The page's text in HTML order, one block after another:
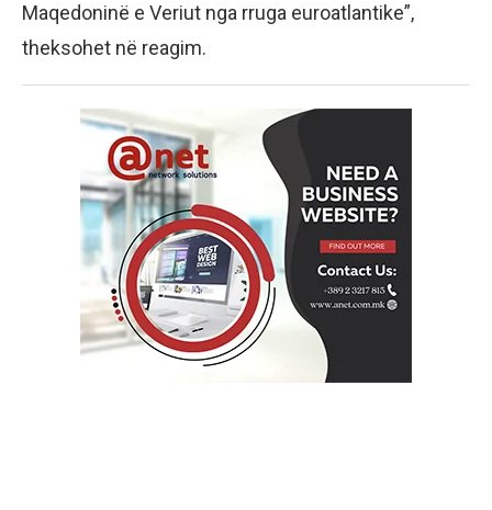
Maqedoninë e Veriut nga rruga euroatlantike”,
theksohet në reagim.